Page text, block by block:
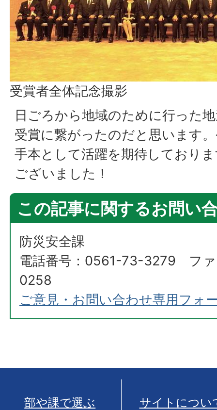
受賞者全体記念撮影
日ごろから地域のために行った
受賞に繋がったのだと思います
手本として活躍を期待しており
ございました！
この記事に関するお問い
防災安全課
電話番号：0561-73-3279 フ
0258
ご意見・お問い合わせ専用フォ
部や課で選ぶ サイトについ